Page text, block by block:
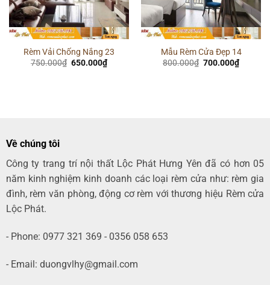
Rèm Vải Chống Nắng 23
750.000₫ Giá
650.000₫Giá
hiện
Mẫu Rèm Cửa Đẹp 14
800.000₫ Giá
700.000₫Giá
hiện
Về chúng tôi
Công ty trang trí nội thất Lộc Phát Hưng Yên đã có hơn 05
năm kinh nghiệm kinh doanh các loại rèm cửa như: rèm gia
đình, rèm văn phòng, động cơ rèm với thương hiệu Rèm cửa
Lộc Phát.
- Phone: 0977 321 369 - 0356 058 653
- Email: duongvlhy@gmail.com